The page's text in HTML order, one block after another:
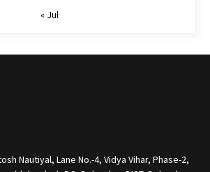
« Jul
Nautiyal, Lane No.-4, Vidya Vihar, Phase-2,